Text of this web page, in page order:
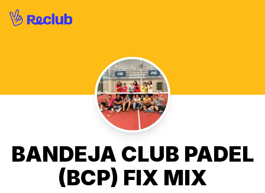
BANDEJA CLUB PADEL
(BCP) FIX MIX